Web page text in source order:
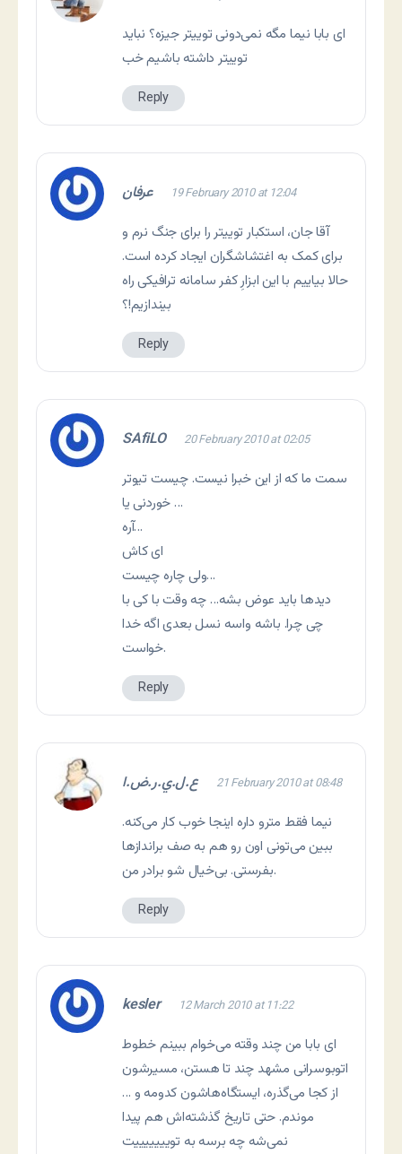
ای بابا نیما مگه نمی‌دونی توییتر جیزه؟ نباید
توییتر داشته باشیم خب
Reply
عرفان 19 February 2010 at 12:04
آقا جان، استکبار توییتر را برای جنگ نرم و
برای کمک به اغتشاشگران ایجاد کرده است.
حالا بیاییم با این ابزارِ کفر سامانه ترافیکی راه
بیندازیم!؟
Reply
SAfiLO 20 February 2010 at 02:05
سمت ما که از این خبرا نیست. چیست تیوتر
خوردنی یا …
آره…
ای کاش
ولی چاره چیست…
دیدها باید عوض بشه… چه وقت با کی با
چی چرا. باشه واسه نسل بعدی اگه خدا
خواست.
Reply
ع.ل.ي.ر.ض.ا 21 February 2010 at 08:48
نیما فقط مترو داره اینجا خوب کار می‌کنه.
ببین می‌تونی اون رو هم به صف براندازها
بفرستی. بی‌خیال شو برادر من.
Reply
kesler 12 March 2010 at 11:22
ای بابا من چند وقته می‌خوام ببینم خطوط
اتوبوسرانی مشهد چند تا هستن، مسیرشون
از کجا می‌گذره، ایستگاه‌هاشون کدومه و …
موندم. حتی تاریخ گذشته‌اش هم پیدا
نمی‌شه چه برسه به تویییییییت